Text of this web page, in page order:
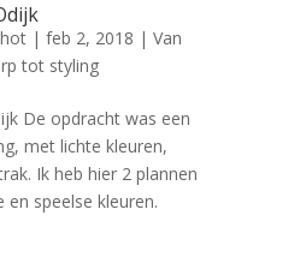
| feb 2, 2018 | Van
tot styling
De opdracht was een
met lichte kleuren,
Ik heb hier 2 plannen
speelse kleuren.